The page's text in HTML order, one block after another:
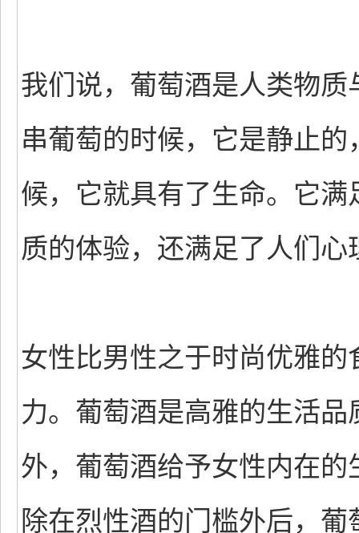
我们说，葡萄酒是人类物
串葡萄的时候，它是静止
候，它就具有了生命。它
质的体验，还满足了人们
女性比男性之于时尚优雅
力。葡萄酒是高雅的生活
外，葡萄酒给予女性内在
除在烈性酒的门槛外后，